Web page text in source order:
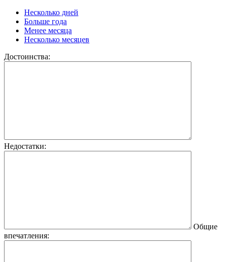
Несколько дней
Больше года
Менее месяца
Несколько месяцев
Достоинства:
Недостатки:
Общие
впечатления: